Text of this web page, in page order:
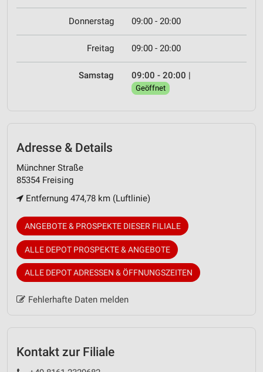
Donnerstag 09:00 - 20:00
Freitag 09:00 - 20:00
Samstag 09:00 - 20:00 |
Geöffnet
Adresse & Details
Münchner Straße
85354 Freising
Entfernung 474,78 km (Luftlinie)
ANGEBOTE & PROSPEKTE DIESER FILIALE
ALLE DEPOT PROSPEKTE & ANGEBOTE
ALLE DEPOT ADRESSEN & ÖFFNUNGSZEITEN
Fehlerhafte Daten melden
Kontakt zur Filiale